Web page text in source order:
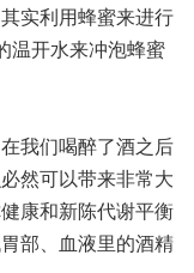
实利用蜂蜜来进行
温开水来冲泡蜂蜜
我们喝醉了酒之后
然可以带来非常大
康和新陈代谢平衡
部、血液里的酒精